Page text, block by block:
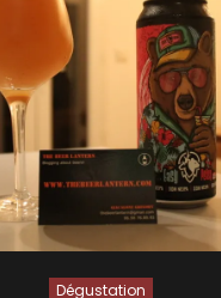
Dégustation